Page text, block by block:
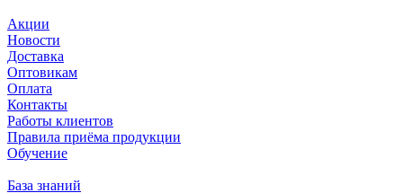
Акции
Новости
Доставка
Оптовикам
Оплата
Контакты
Работы клиентов
Правила приёма продукции
Обучение
База знаний